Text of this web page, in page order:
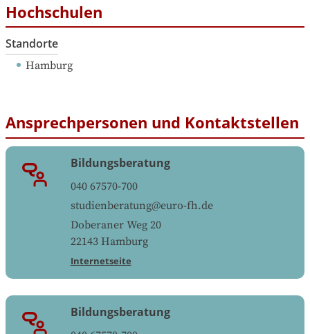
Hochschulen
Standorte
Hamburg
Ansprechpersonen und Kontaktstellen
Bildungsberatung
040 67570-700
studienberatung@euro-fh.de
Doberaner Weg 20
22143 Hamburg
Internetseite
Bildungsberatung